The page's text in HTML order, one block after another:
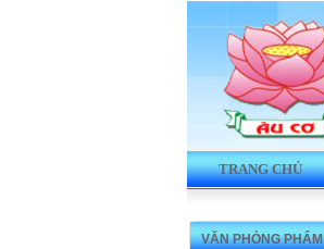
TRANG CHỦ
VĂN PHÒNG PHẨM